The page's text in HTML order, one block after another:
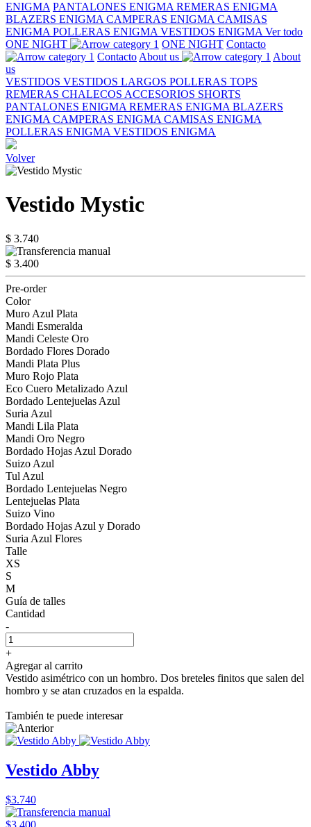
ENIGMA PANTALONES ENIGMA REMERAS ENIGMA
BLAZERS ENIGMA CAMPERAS ENIGMA CAMISAS
ENIGMA POLLERAS ENIGMA VESTIDOS ENIGMA Ver todo
ONE NIGHT
ONE NIGHT Contacto
Contacto About us
About
us
VESTIDOS VESTIDOS LARGOS POLLERAS TOPS
REMERAS CHALECOS ACCESORIOS SHORTS
PANTALONES ENIGMA REMERAS ENIGMA BLAZERS
ENIGMA CAMPERAS ENIGMA CAMISAS ENIGMA
POLLERAS ENIGMA VESTIDOS ENIGMA
Volver
Vestido Mystic
$ 3.740
$ 3.400
Pre-order
Color
Muro Azul Plata
Mandi Esmeralda
Mandi Celeste Oro
Bordado Flores Dorado
Mandi Plata Plus
Muro Rojo Plata
Eco Cuero Metalizado Azul
Bordado Lentejuelas Azul
Suria Azul
Mandi Lila Plata
Mandi Oro Negro
Bordado Hojas Azul Dorado
Suizo Azul
Tul Azul
Bordado Lentejuelas Negro
Lentejuelas Plata
Suizo Vino
Bordado Hojas Azul y Dorado
Suria Azul Flores
Talle
XS
S
M
Guía de talles
Cantidad
-
+
Agregar al carrito
Vestido asimétrico con un hombro. Dos breteles finitos que salen del
hombro y se atan cruzados en la espalda.
También te puede interesar
Vestido Abby
$3.740
$3.400